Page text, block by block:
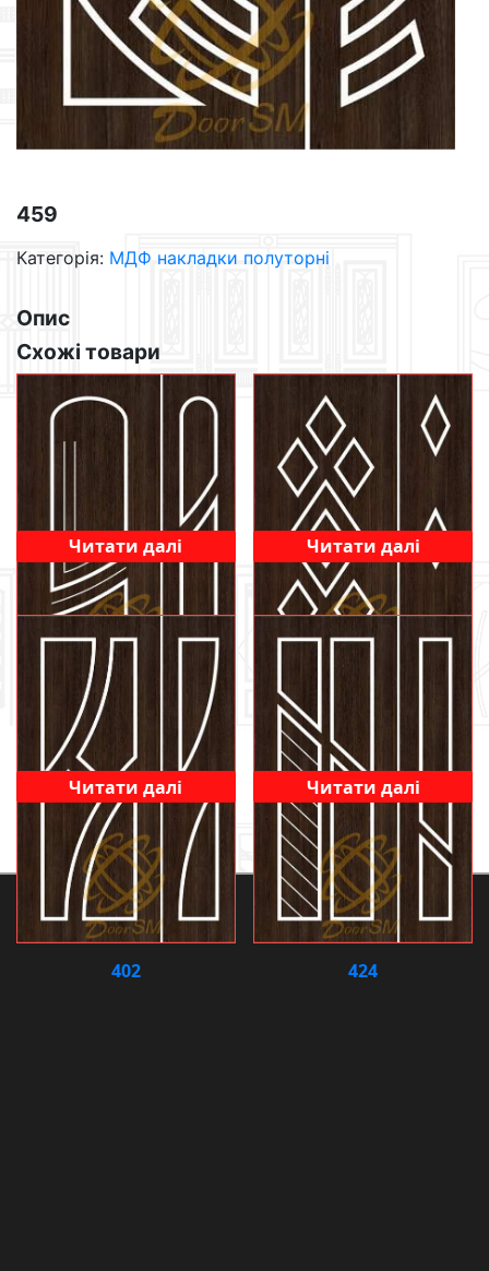
459
Категорія: МДФ накладки полуторні
Опис
Схожі товари
Читати далі Читати далі
402
Читати далі
424
Читати далі